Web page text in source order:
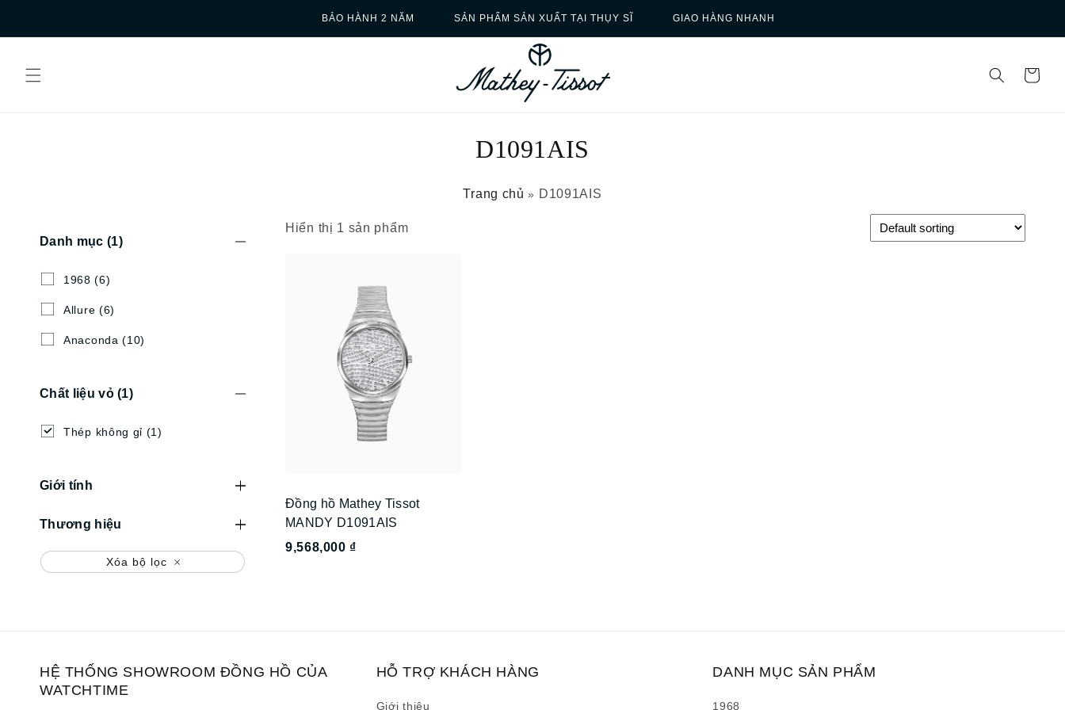
BẢO HÀNH 2 NĂM SẢN PHẨM SẢN XUẤT TẠI THỤY SĨ GIAO HÀNG NHANH
D1091AIS
Trang chủ » D1091AIS
Danh mục (1)
1968 (6)
Allure (6)
Anaconda (10)
Chất liệu vỏ(1)
Thép không gỉ (1)
Giới tính
Thương hiệu
Xóa bộ lọc
Hiển thị 1 sản phẩm
Đồng hồ Mathey Tissot
MANDY D1091AIS
9,568,000 ₫
HỆ THỐNG SHOWROOM ĐỒNG HỒ CỦA
WATCHTIME
HỖ TRỢ KHÁCH HÀNG
Giới thiệu
DANH MỤC SẢN PHẨM
1968